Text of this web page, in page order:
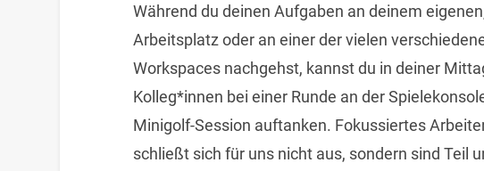
Während du deinen Aufgaben an deinem
Arbeitsplatz oder an einer der vielen
Workspaces nachgehst, kannst du in deiner
Kolleg*innen bei einer Runde an der
Minigolf-Session auftanken. Fokussiertes
schließt sich für uns nicht aus, sondern sind Teil